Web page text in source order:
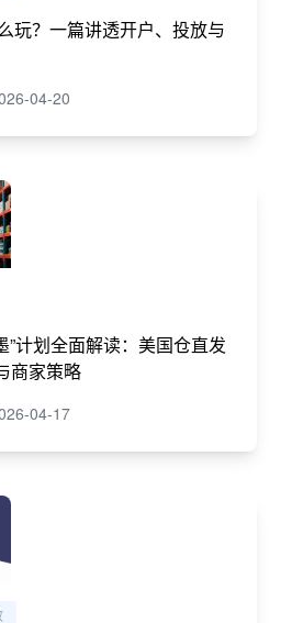
玩？一篇讲透开户、投放与
04-20
”计划全面解读：美国仓直发
商家策略
04-17